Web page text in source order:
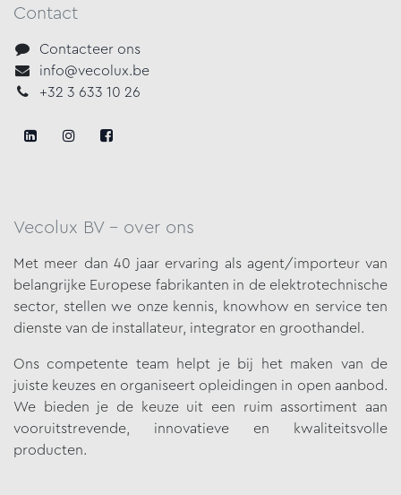
Contact
Contacteer ons
info@vecolux.be
+32 3 633 10 26
Vecolux BV - over ons
Met meer dan 40 jaar ervaring als agent/importeur van
belangrijke Europese fabrikanten in de elektrotechnische
sector, stellen we onzekennis, knowhow en service ten
dienste van de installateur, integrator en groothandel.
Ons competente team helpt je bij het maken van de
juiste keuzes en organiseert opleidingen in open aanbod.
We bieden je de keuze uit een ruim assortiment aan
vooruitstrevende, innovatieve en kwaliteitsvolle
producten.